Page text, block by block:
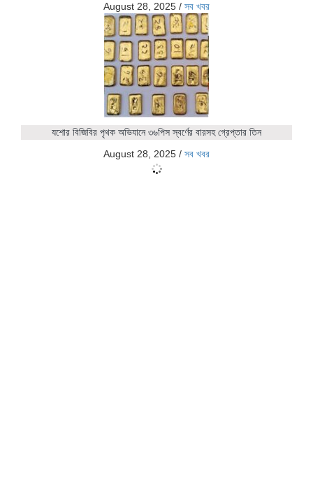
August 28, 2025 / সব খবর
যশোর বিজিবির পৃথক অভিযানে ৩৬পিস স্বর্ণের বারসহ গ্রেপ্তার তিন
August 28, 2025 / সব খবর